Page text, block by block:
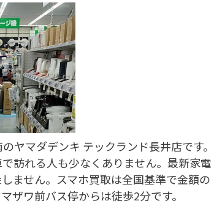
ヤマダデンキ テックランド長井店です。
訪れる人も少なくありません。最新家電
ません。スマホ買取は全国基準で金額の
ザワ前バス停からは徒歩2分です。